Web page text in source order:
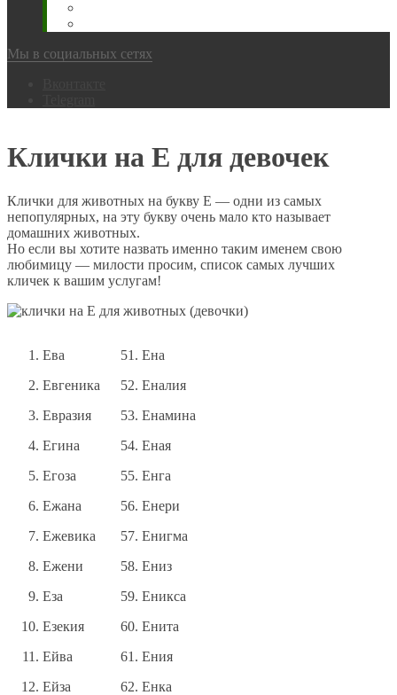
Мы в социальных сетях
Клички на Е для девочек
Клички для животных на букву Е — одни из самых
непопулярных, на эту букву очень мало кто называет
домашних животных.
Но если вы хотите назвать именно таким именем свою
любимицу — милости просим, список самых лучших
кличек к вашим услугам!
Ева
Евгеника
Евразия
Егина
Егоза
Ежана
Ежевика
Ежени
Еза
Езекия
Ейва
Ейза
Ена
Еналия
Енамина
Еная
Енга
Енери
Енигма
Ениз
Еникса
Енита
Ения
Енка